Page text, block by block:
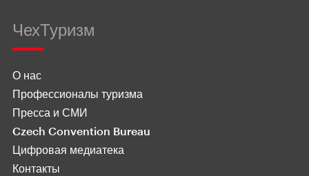
ЧехТуризм
О нас
Профессионалы туризма
Пресса и СМИ
Czech Convention Bureau
Цифровая медиатека
Контакты